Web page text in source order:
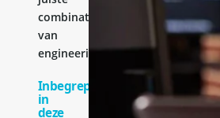
combinatie
van
engineeringervaring.
Inbegrepen
in
deze